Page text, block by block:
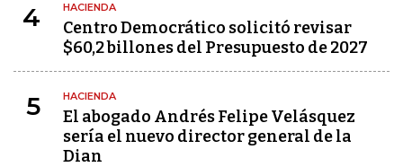
4 HACIENDA
Centro Democrático solicitó revisar
$60,2 billones del Presupuesto de 2027
5 HACIENDA
El abogado Andrés Felipe Velásquez
sería el nuevo director general de la
Dian